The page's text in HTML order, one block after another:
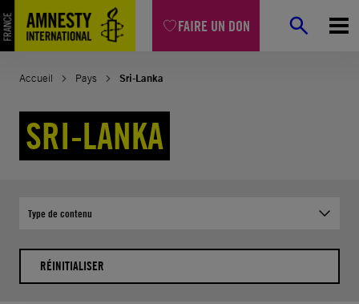
FAIRE UN DON
Aller
au
contenu
Accueil Pays Sri-Lanka
SRI-LANKA
Type de contenu
RÉINITIALISER